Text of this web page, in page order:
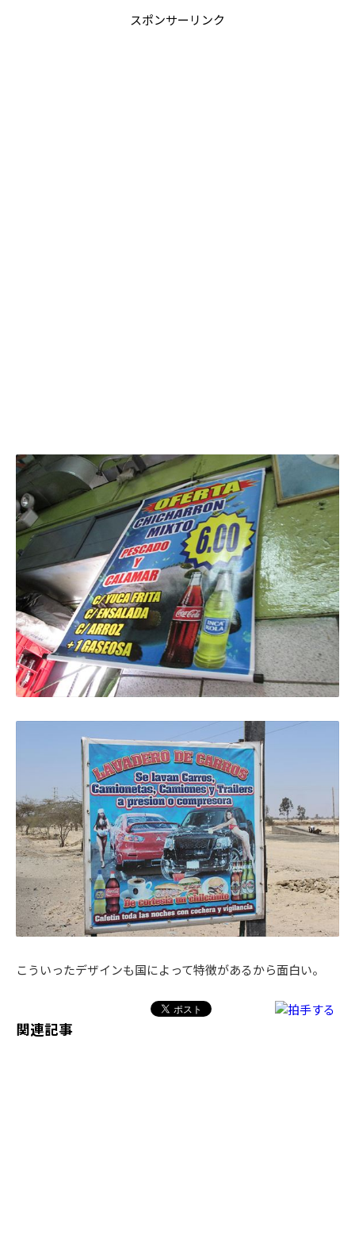
スポンサーリンク
こういったデザインも国によって特徴があるから面白い。
関連記事